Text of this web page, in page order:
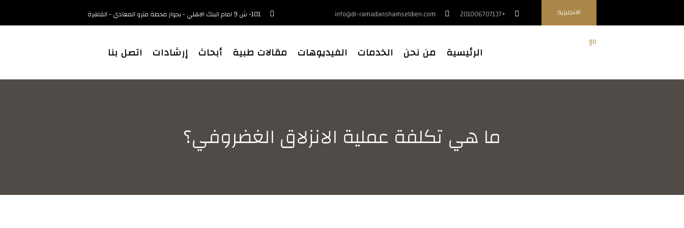
101- ش 9 امام البنك الاهلي - بجوار محطة مترو المعادي - القاهرة info@dr-ramadanshamseldien.com +201006707137 الانجليزية
الرئيسية من نحن الخدمات الفيديوهات مقالات طبية أبحاث إرشادات اتصل بنا
ما هي تكلفة عملية الانزلاق الغضروفي؟